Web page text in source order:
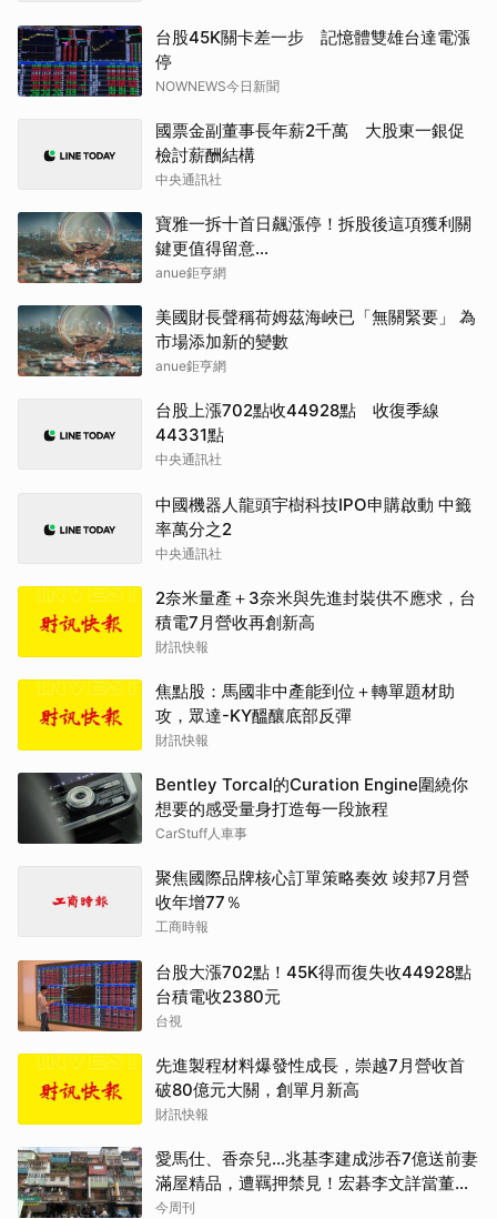
台股45K關卡差一步 記憶體雙雄台達電漲
停
NOWNEWS今日新聞
國票金副董事長年薪2千萬 大股東一銀促
檢討薪酬結構
中央通訊社
寶雅一拆十首日飆漲停！拆股後這項獲利關
鍵更值得留意…
anue鉅亨網
美國財長聲稱荷姆茲海峽已「無關緊要」 為
市場添加新的變數
anue鉅亨網
台股上漲702點收44928點 收復季線
44331點
中央通訊社
中國機器人龍頭宇樹科技IPO申購啟動 中籤
率萬分之2
中央通訊社
2奈米量產＋3奈米與先進封裝供不應求，台
積電7月營收再創新高
財訊快報
焦點股：馬國非中產能到位＋轉單題材助
攻，眾達-KY醞釀底部反彈
財訊快報
Bentley Torcal的Curation Engine圍繞你
想要的感受量身打造每一段旅程
CarStuff人車事
聚焦國際品牌核心訂單策略奏效 竣邦7月營
收年增77％
工商時報
台股大漲702點！45K得而復失收44928點
台積電收2380元
台視
先進製程材料爆發性成長，崇越7月營收首
破80億元大關，創單月新高
財訊快報
愛馬仕、香奈兒...兆基李建成涉吞7億送前妻
滿屋精品，遭羈押禁見！宏碁李文詳當董座
才2天閃辭：發現內部缺失
今周刊